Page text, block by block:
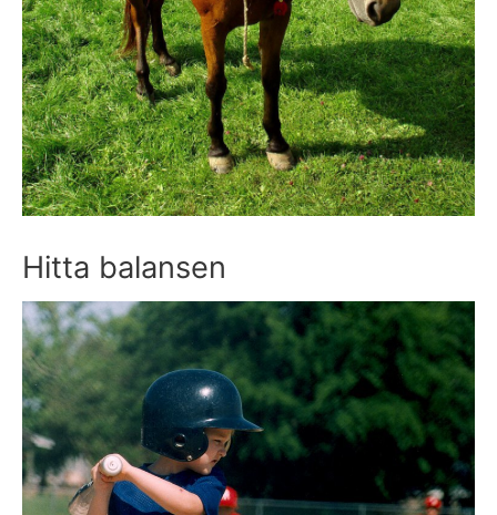
Hitta balansen